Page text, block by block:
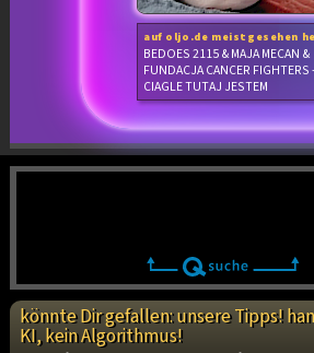
auf oljo.de meistgesehen
BEDOES 2115 & MAJA MECAN &
FUNDACJA CANCER FIGHTERS
CIAGLE TUTAJ JESTEM
könnte Dir gefallen: unsere Tipps!
KI, kein Algorithmus!